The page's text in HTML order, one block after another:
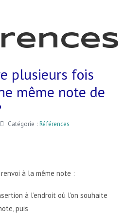
plusieurs fois
même note de
Catégorie : Références
à la même note :
à l'endroit où l'on souhaite
puis